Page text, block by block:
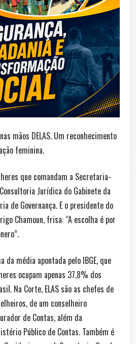
mãos DELAS. Um reconhecimento
feminina.
que comandam a Secretaria-
Jurídica do Gabinete da
de Governança. E o presidente do
Chamoun, frisa: “A escolha é por
da média apontada pelo IBGE, que
ocupam apenas 37,8% dos
Na Corte, ELAS são as chefes de
de um conselheiro
de Contas, além da
Público de Contas. Também é